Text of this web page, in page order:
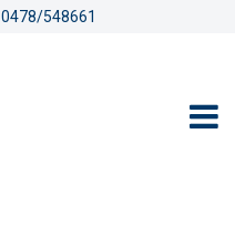
0478/548661